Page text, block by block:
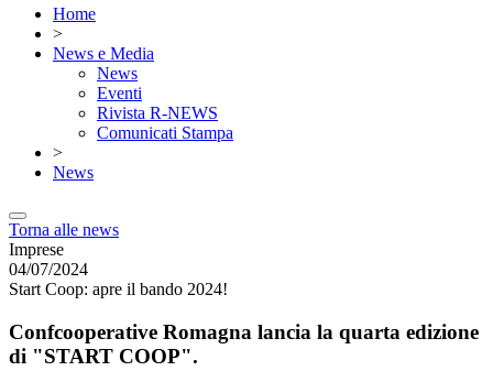
Home
>
News e Media
News
Eventi
Rivista R-NEWS
Comunicati Stampa
>
News
Torna alle news
Imprese
04/07/2024
Start Coop: apre il bando 2024!
Confcooperative Romagna lancia la quarta edizione
di "START COOP".